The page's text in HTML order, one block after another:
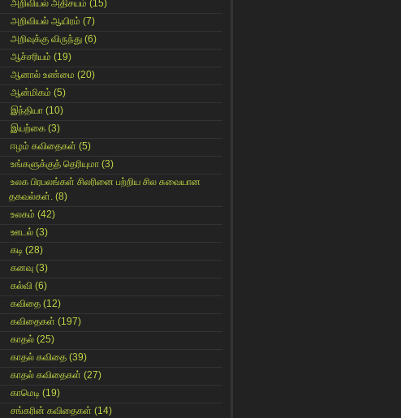
அறிவியல் அதிசயம் (15)
அறிவியல் ஆயிரம் (7)
அறிவுக்கு விருந்து (6)
ஆச்சரியம் (19)
ஆனால் உண்மை (20)
ஆன்மிகம் (5)
இந்தியா (10)
இயற்கை (3)
ஈழம் கவிதைகள் (5)
உங்களுக்குத் தெரியுமா (3)
உலக பிரபலங்கள் சிலரினை பற்றிய சில சுவையான
தகவல்கள். (8)
உலகம் (42)
ஊடல் (3)
கடி (28)
கனவு (3)
கல்வி (6)
கவிதை (12)
கவிதைகள் (197)
காதல் (25)
காதல் கவிதை (39)
காதல் கவிதைகள் (27)
காமெடி (19)
சங்கரின் கவிதைகள் (14)